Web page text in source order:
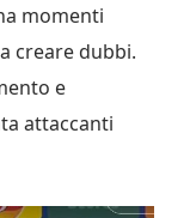
momenti
creare dubbi.
e
attaccanti